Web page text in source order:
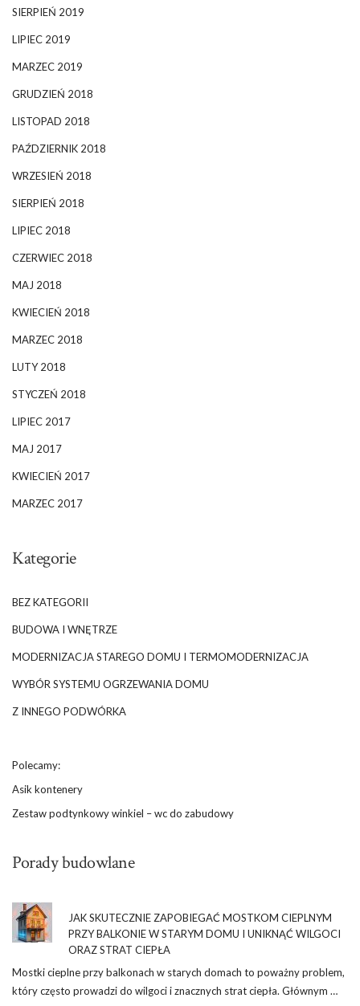
SIERPIEŃ 2019
LIPIEC 2019
MARZEC 2019
GRUDZIEŃ 2018
LISTOPAD 2018
PAŹDZIERNIK 2018
WRZESIEŃ 2018
SIERPIEŃ 2018
LIPIEC 2018
CZERWIEC 2018
MAJ 2018
KWIECIEŃ 2018
MARZEC 2018
LUTY 2018
STYCZEŃ 2018
LIPIEC 2017
MAJ 2017
KWIECIEŃ 2017
MARZEC 2017
Kategorie
BEZ KATEGORII
BUDOWA I WNĘTRZE
MODERNIZACJA STAREGO DOMU I TERMOMODERNIZACJA
WYBÓR SYSTEMU OGRZEWANIA DOMU
Z INNEGO PODWÓRKA
Polecamy:
Asik kontenery
Zestaw podtynkowy winkiel – wc do zabudowy
Porady budowlane
JAK SKUTECZNIE ZAPOBIEGAĆ MOSTKOM CIEPLNYM
PRZY BALKONIE W STARYM DOMU I UNIKNĄĆ WILGOCI
ORAZ STRAT CIEPŁA
Mostki cieplne przy balkonach w starych domach to poważny problem,
który często prowadzi do wilgoci i znacznych strat ciepła. Głównym …